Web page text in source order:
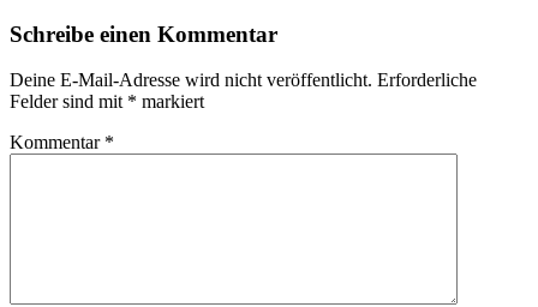
Schreibe einen Kommentar
Deine E-Mail-Adresse wird nicht veröffentlicht. Erforderliche
Felder sind mit * markiert
Kommentar *